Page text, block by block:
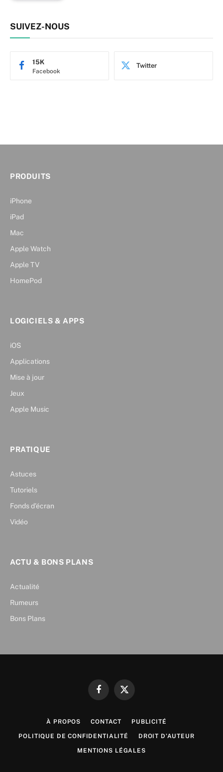
SUIVEZ-NOUS
Facebook
15K Twitter
PRODUITS
iPhone
iPad
Mac
Apple Watch
Apple TV
HomePod
LOGICIELS & APPS
iOS
Applications
Mise à jour
Jeux
Apple Music
PRATIQUE
Astuces
Tutoriels
Fonds d’écran
Vidéo
ACTU & BONS PLANS
Actualité
Rumeurs
Bons Plans
FacebookX
À PROPOS CONTACT PUBLICITÉ
POLITIQUE DE CONFIDENTIALITÉ DROIT D’AUTEUR
MENTIONS LÉGALES